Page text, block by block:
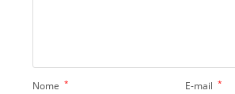
Nome * E-mail *